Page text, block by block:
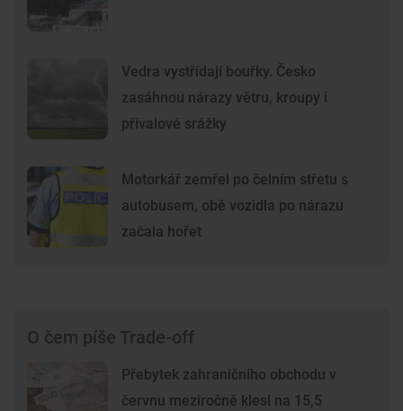
Vedra vystřídají bouřky. Česko
zasáhnou nárazy větru, kroupy i
přívalové srážky
Motorkář zemřel po čelním střetu s
autobusem, obě vozidla po nárazu
začala hořet
O čem píše Trade-off
Přebytek zahraničního obchodu v
červnu meziročně klesl na 15,5